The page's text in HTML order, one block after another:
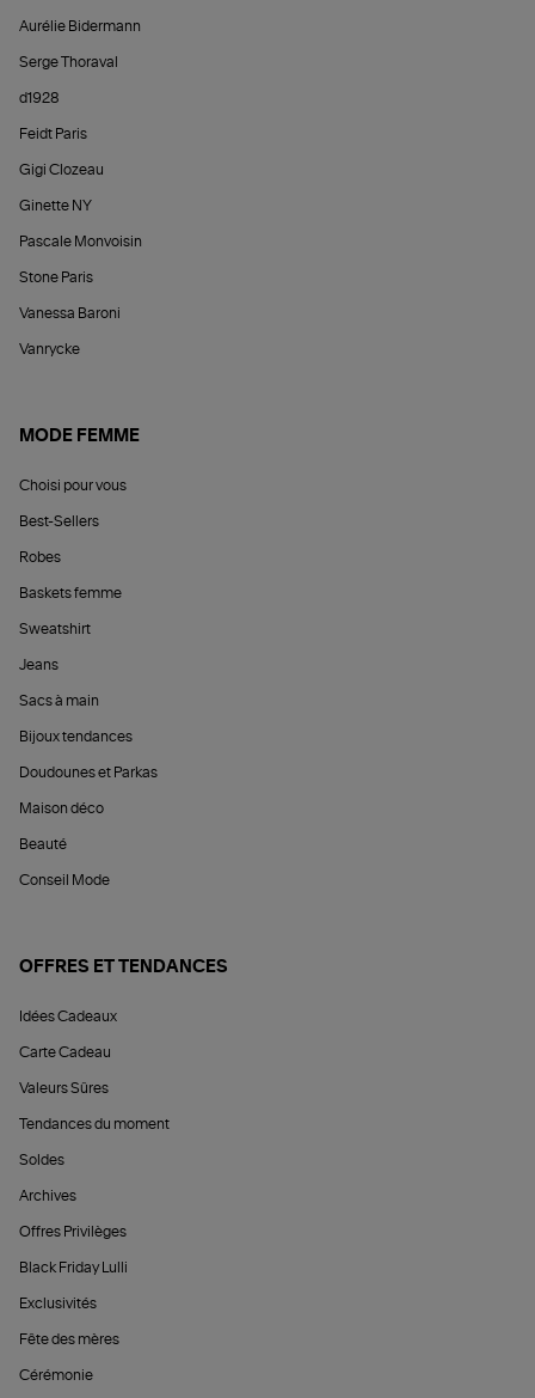
Aurélie Bidermann
Serge Thoraval
d1928
Feidt Paris
Gigi Clozeau
Ginette NY
Pascale Monvoisin
Stone Paris
Vanessa Baroni
Vanrycke
MODE FEMME
Choisi pour vous
Best-Sellers
Robes
Baskets femme
Sweatshirt
Jeans
Sacs à main
Bijoux tendances
Doudounes et Parkas
Maison déco
Beauté
Conseil Mode
OFFRES ET TENDANCES
Idées Cadeaux
Carte Cadeau
Valeurs Sûres
Tendances du moment
Soldes
Archives
Offres Privilèges
Black Friday Lulli
Exclusivités
Fête des mères
Cérémonie